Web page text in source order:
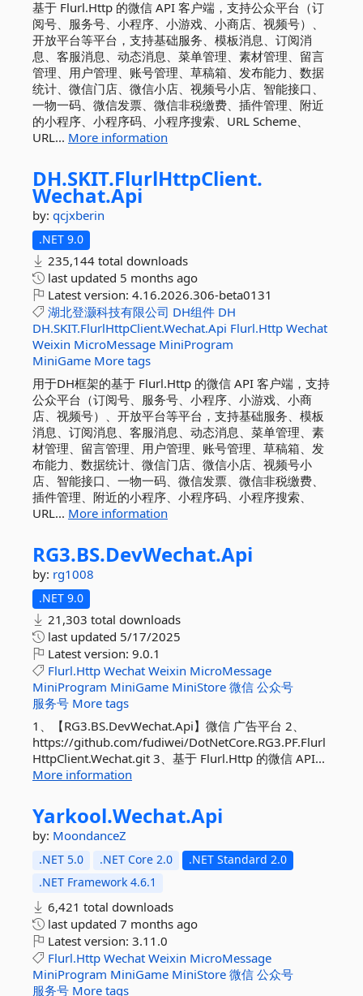
基于 Flurl.Http 的微信 API 客户端，支持公众平台（订
阅号、服务号、小程序、小游戏、小商店、视频号）、
开放平台等平台，支持基础服务、模板消息、订阅消
息、客服消息、动态消息、菜单管理、素材管理、留言
管理、用户管理、账号管理、草稿箱、发布能力、数据
统计、微信门店、微信小店、视频号小店、智能接口、
一物一码、微信发票、微信非税缴费、插件管理、附近
的小程序、小程序码、小程序搜索、URL Scheme、
URL... More information
DH.SKIT.FlurlHttpClient.
Wechat.Api
by: qcjxberin
.NET 9.0
235,144 total downloads
last updated 5 months ago
Latest version: 4.16.2026.306-beta0131
湖北登灏科技有限公司 DH组件 DH
DH.SKIT.FlurlHttpClient.Wechat.Api Flurl.Http Wechat
Weixin MicroMessage MiniProgram
MiniGame More tags
用于DH框架的基于 Flurl.Http 的微信 API 客户端，支持
公众平台（订阅号、服务号、小程序、小游戏、小商
店、视频号）、开放平台等平台，支持基础服务、模板
消息、订阅消息、客服消息、动态消息、菜单管理、素
材管理、留言管理、用户管理、账号管理、草稿箱、发
布能力、数据统计、微信门店、微信小店、视频号小
店、智能接口、一物一码、微信发票、微信非税缴费、
插件管理、附近的小程序、小程序码、小程序搜索、
URL... More information
RG3.BS.DevWechat.Api
by: rg1008
.NET 9.0
21,303 total downloads
last updated 5/17/2025
Latest version: 9.0.1
Flurl.Http Wechat Weixin MicroMessage
MiniProgram MiniGame MiniStore 微信 公众号
服务号 More tags
1、【RG3.BS.DevWechat.Api】微信 广告平台 2、
https://github.com/fudiwei/DotNetCore.RG3.PF.Flurl
HttpClient.Wechat.git 3、基于 Flurl.Http 的微信 API...
More information
Yarkool.Wechat.Api
by: MoondanceZ
.NET 5.0 .NET Core 2.0
.NET Standard 2.0
.NET Framework 4.6.1
6,421 total downloads
last updated 7 months ago
Latest version: 3.11.0
Flurl.Http Wechat Weixin MicroMessage
MiniProgram MiniGame MiniStore 微信 公众号
服务号 More tags